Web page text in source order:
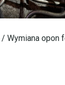
/ Wymiana opon